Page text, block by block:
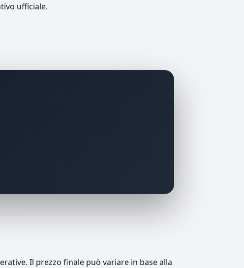
ufficiale.
Il prezzo finale può variare in base alla